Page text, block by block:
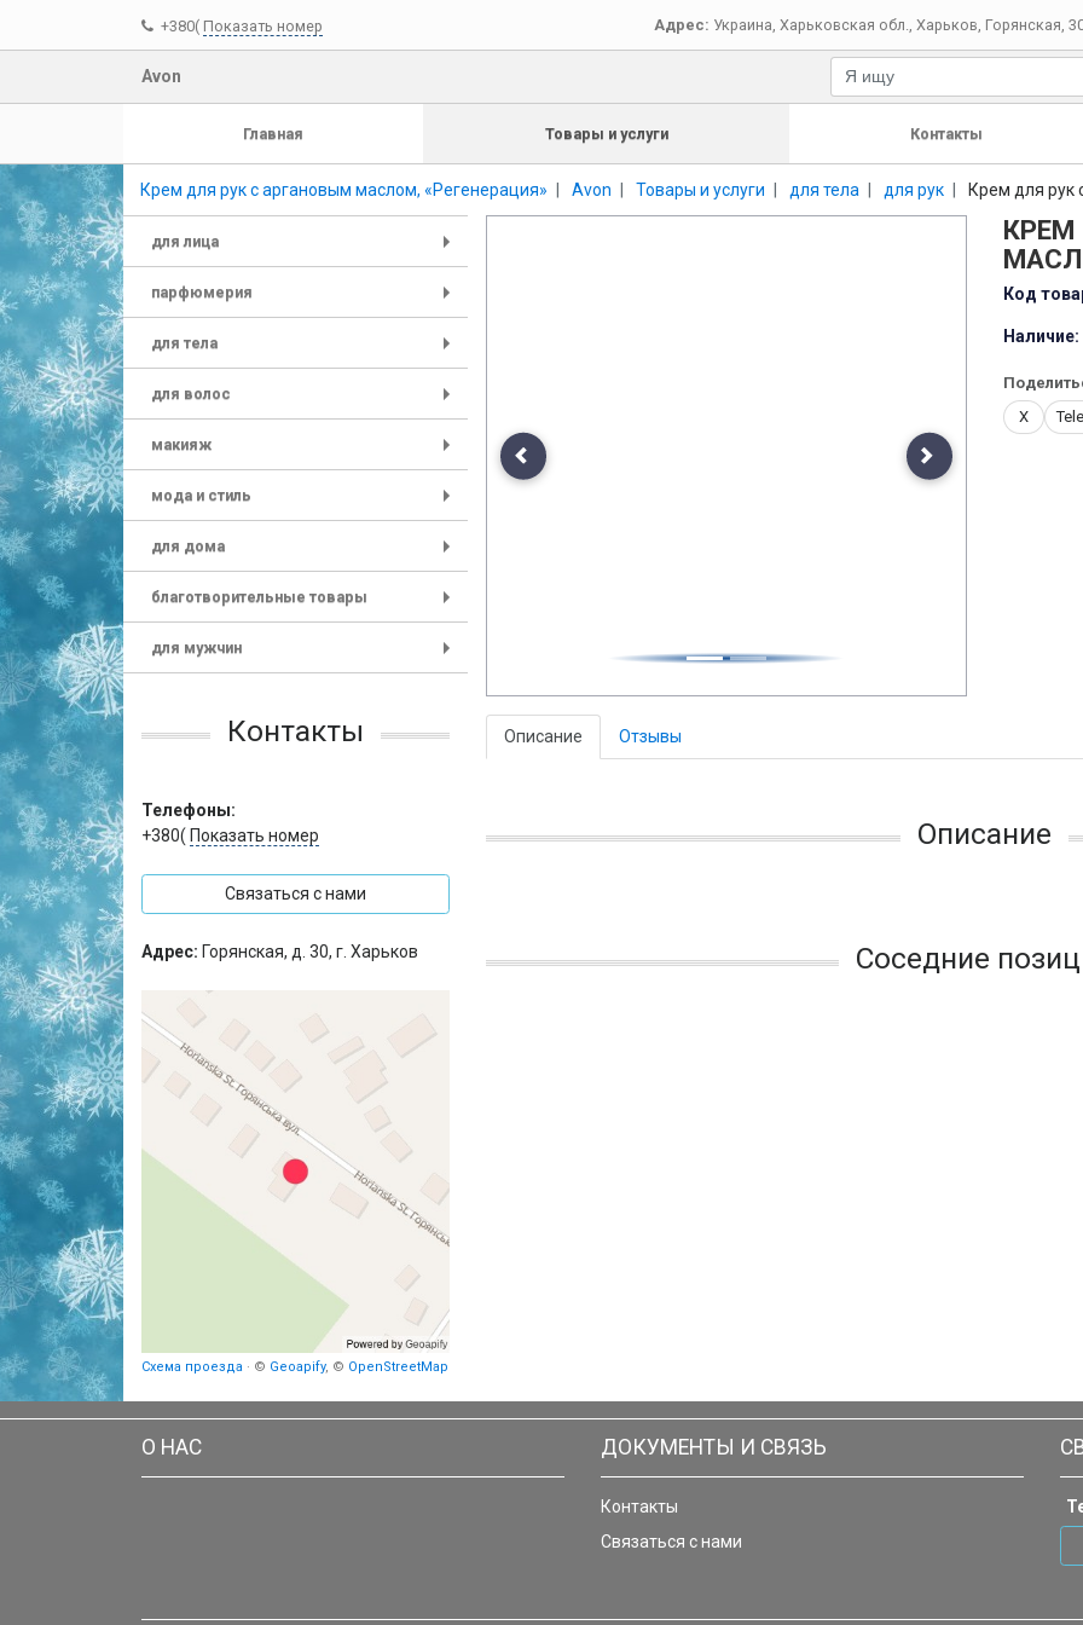
+380( Показать номер Адрес: Украина Харьковская обл. Харьков Горянская,
Avon
Главная Товары и услуги Контакты
Крем для рук с аргановым маслом, «Регенерация» Avon Товары и услуги для тела для рук Крем для рук
для лица
парфюмерия
для тела
для волос
макияж
мода и стиль
для дома
благотворительные товары
для мужчин
Контакты
Телефоны:
+380( Показать номер
Связаться с нами
Адрес: Горянская, д. 30, г. Харьков
Схема проезда · © Geoapify, © OpenStreetMap
Previous Next
КРЕМ
Код
Наличие:
X
Описание Отзывы
Описание
Соседние
О НАС ДОКУМЕНТЫ И СВЯЗЬ
Контакты
Связаться с нами